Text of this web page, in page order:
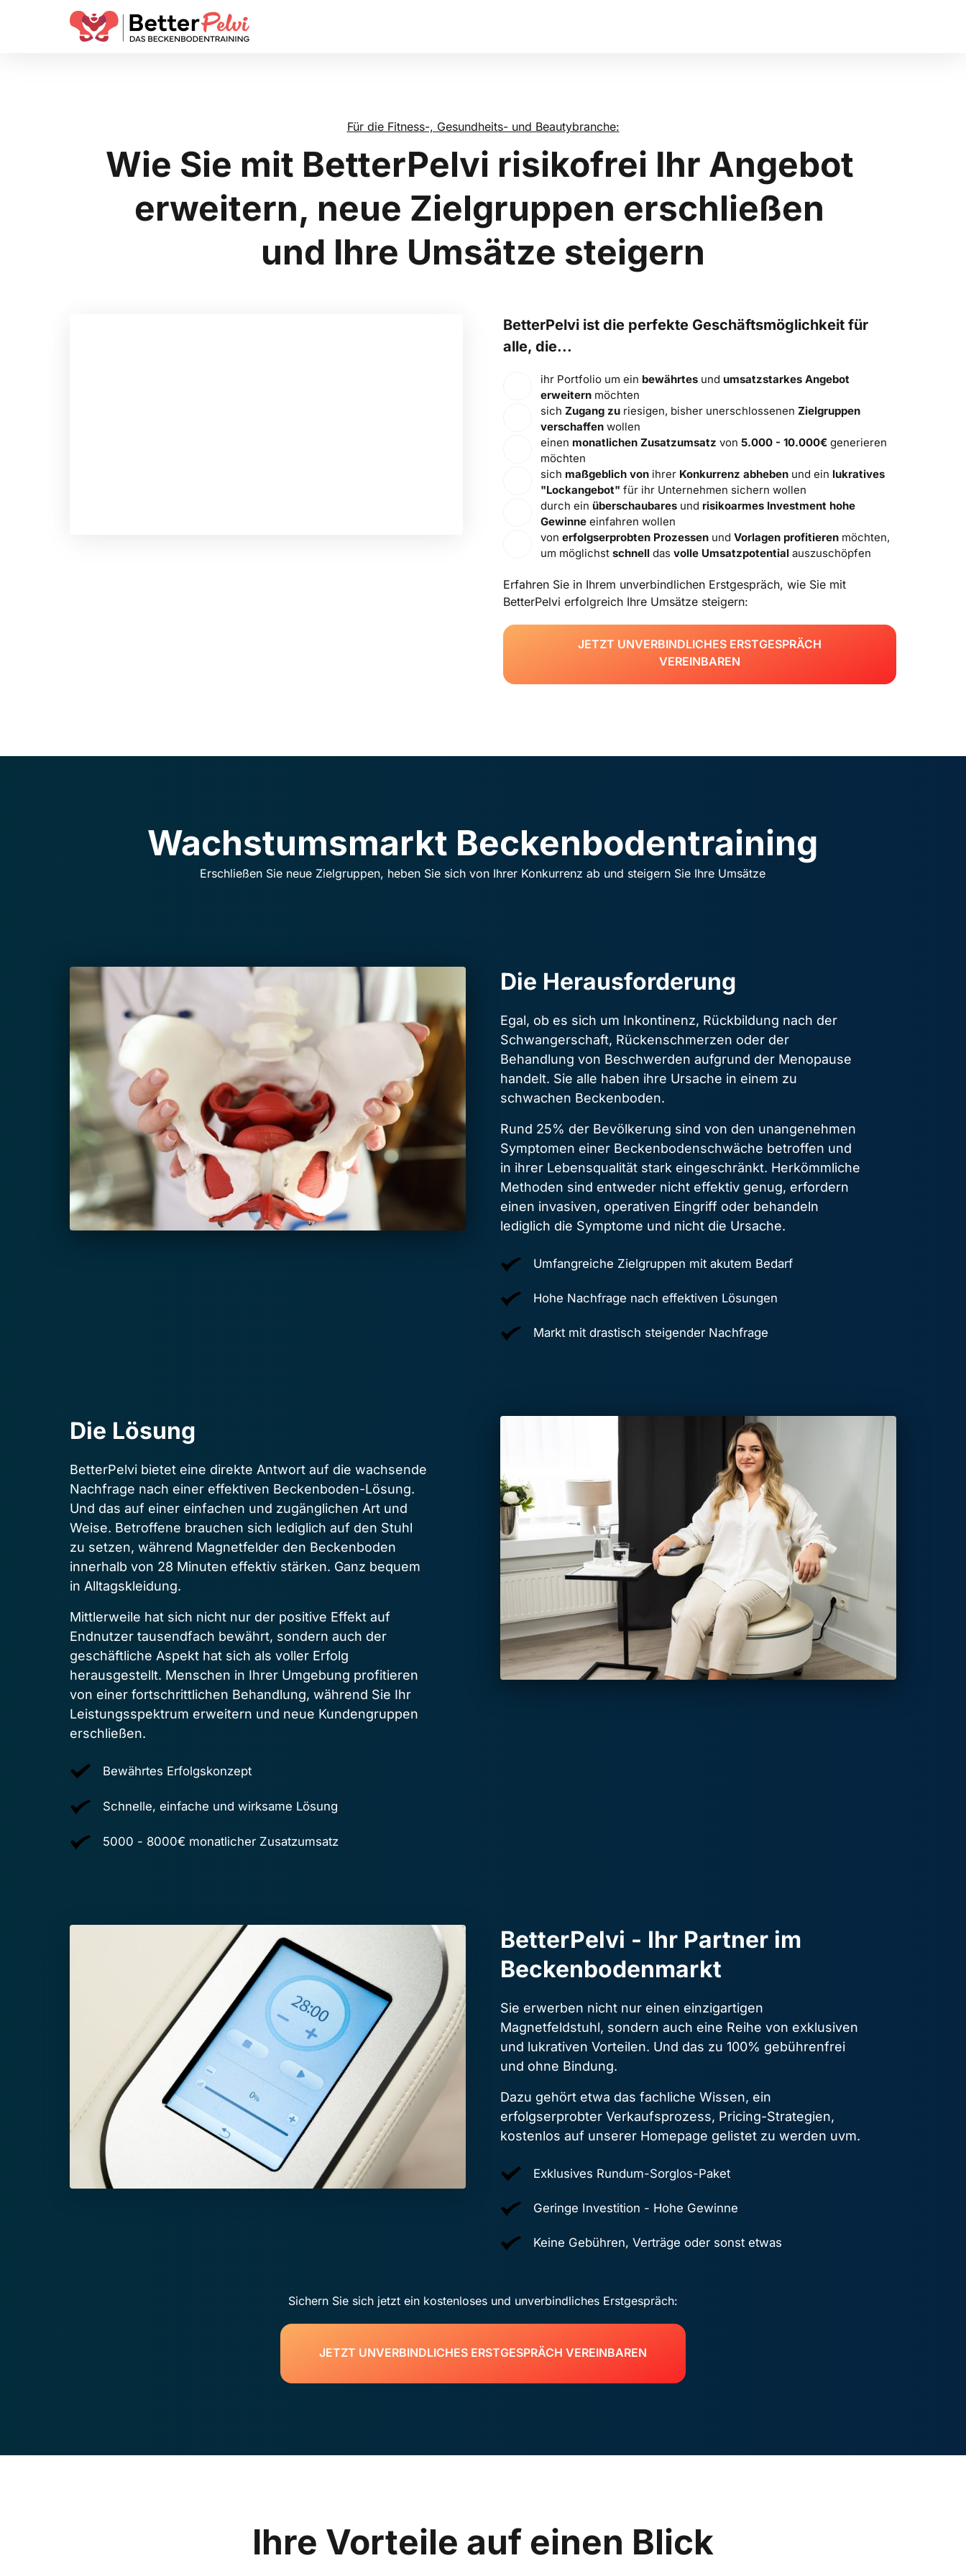
Für die Fitness-, Gesundheits- und Beautybranche:
Wie Sie mit BetterPelvi risikofrei Ihr Angebot
erweitern, neue Zielgruppen erschließen
und Ihre Umsätze steigern​
BetterPelvi ist die perfekte Geschäftsmöglichkeit
alle, die...
ihr Portfolio um ein bewährtes und umsatzstarkes Angebot
erweitern möchten
sich Zugang zu riesigen, bisher unerschlossenen Zielgruppen
verschaffen wollen​
einen monatlichen Zusatzumsatz von 5.000 - 10.000€ generieren
möchten​
sich maßgeblich von ihrer Konkurrenz abheben und ein lukratives
"Lockangebot" für ihr Unternehmen sichern wollen​
durch ein überschaubares und risikoarmes Investment hohe
Gewinne einfahren wollen​
von erfolgserprobten Prozessen und Vorlagen profitieren möchten,
um möglichst schnell das volle Umsatzpotential auszuschöpfen​
Erfahren Sie in Ihrem unverbindlichen Erstgespräch, wie Sie
BetterPelvi erfolgreich Ihre Umsätze steigern:
JETZT UNVERBINDLICHES ERSTGESPRÄCH
VEREINBAREN
Wachstumsmarkt Beckenbodentraining
Erschließen Sie neue Zielgruppen, heben Sie sich von Ihrer Konkurrenz ab und steigern Sie Ihre Umsätze
Die Herausforderung
Egal, ob es sich um Inkontinenz, Rückbildung nach der
Schwangerschaft, Rückenschmerzen oder der
Behandlung von Beschwerden aufgrund der Menopause
handelt. Sie alle haben ihre Ursache in einem zu
schwachen Beckenboden.
Rund 25% der Bevölkerung sind von den unangenehmen
Symptomen einer Beckenbodenschwäche betroffen und
in ihrer Lebensqualität stark eingeschränkt. Herkömmliche
Methoden sind entweder nicht effektiv genug, erfordern
einen invasiven, operativen Eingriff oder behandeln
lediglich die Symptome und nicht die Ursache.
Umfangreiche Zielgruppen mit akutem Bedarf
Hohe Nachfrage nach effektiven Lösungen
Markt mit drastisch steigender Nachfrage
Die Lösung
BetterPelvi bietet eine direkte Antwort auf die wachsende
Nachfrage nach einer effektiven Beckenboden-Lösung.
Und das auf einer einfachen und zugänglichen Art und
Weise. Betroffene brauchen sich lediglich auf den Stuhl
zu setzen, während Magnetfelder den Beckenboden
innerhalb von 28 Minuten effektiv stärken. Ganz bequem
in Alltagskleidung.
Mittlerweile hat sich nicht nur der positive Effekt auf
Endnutzer tausendfach bewährt, sondern auch der
geschäftliche Aspekt hat sich als voller Erfolg
herausgestellt. Menschen in Ihrer Umgebung profitieren
von einer fortschrittlichen Behandlung, während Sie Ihr
Leistungsspektrum erweitern und neue Kundengruppen
erschließen.
Bewährtes Erfolgskonzept
Schnelle, einfache und wirksame Lösung
5000 - 8000€ monatlicher Zusatzumsatz
BetterPelvi - Ihr Partner im
Beckenbodenmarkt
Sie erwerben nicht nur einen einzigartigen
Magnetfeldstuhl, sondern auch eine Reihe von exklusiven
und lukrativen Vorteilen. Und das zu 100% gebührenfrei
und ohne Bindung.
Dazu gehört etwa das fachliche Wissen, ein
erfolgserprobter Verkaufsprozess, Pricing-Strategien,
kostenlos auf unserer Homepage gelistet zu werden uvm.
Exklusives Rundum-Sorglos-Paket
Geringe Investition - Hohe Gewinne
Keine Gebühren, Verträge oder sonst etwas
Sichern Sie sich jetzt ein kostenloses und unverbindliches Erstgespräch:
JETZT UNVERBINDLICHES ERSTGESPRÄCH VEREINBAREN
Ihre Vorteile auf einen Blick